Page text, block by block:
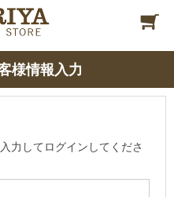
様情報入力
力してログインしてくださ